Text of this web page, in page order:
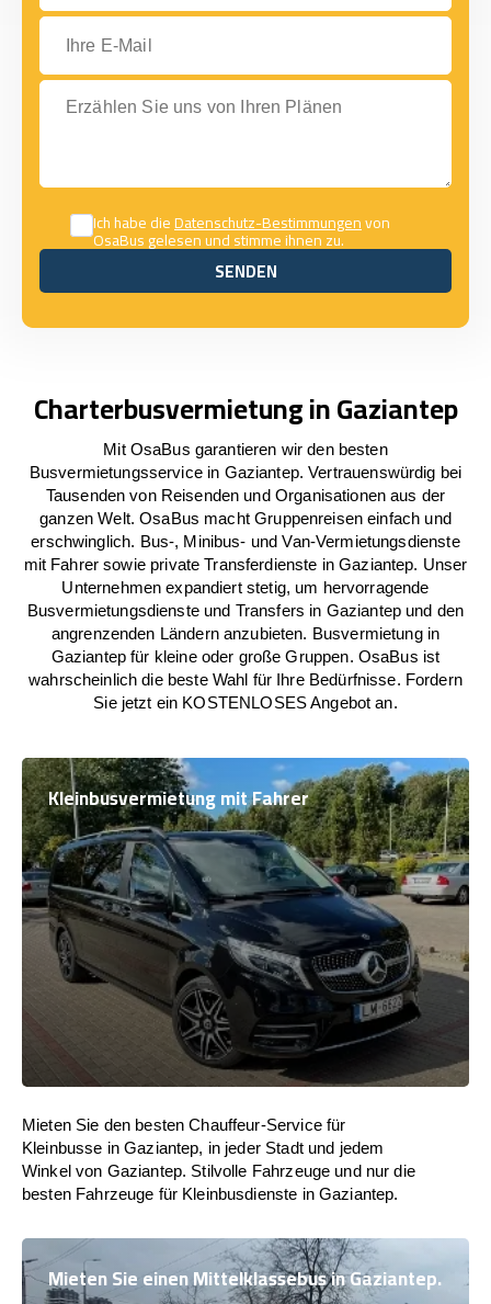
Ihre E-Mail
Erzählen Sie uns von Ihren Plänen
Ich habe dieDatenschutz-Bestimmungenvon
OsaBus gelesen und stimme ihnen zu.
SENDEN
SENDEN
Charterbusvermietung in Gaziantep
Mit OsaBus garantieren wir den besten
Busvermietungsservice in Gaziantep. Vertrauenswürdig bei
Tausenden von Reisenden und Organisationen aus der
ganzen Welt. OsaBus macht Gruppenreisen einfach und
erschwinglich. Bus-, Minibus- und Van-Vermietungsdienste
mit Fahrer sowie private Transferdienste in Gaziantep. Unser
Unternehmen expandiert stetig, um hervorragende
Busvermietungsdienste und Transfers in Gaziantep und den
angrenzenden Ländern anzubieten. Busvermietung in
Gaziantep für kleine oder große Gruppen. OsaBus ist
wahrscheinlich die beste Wahl für Ihre Bedürfnisse. Fordern
Sie jetzt ein KOSTENLOSES Angebot an.
Kleinbusvermietung mit Fahrer
Mieten Sie den besten Chauffeur-Service für
Kleinbusse in Gaziantep, in jeder Stadt und jedem
Winkel von Gaziantep. Stilvolle Fahrzeuge und nur die
besten Fahrzeuge für Kleinbusdienste in Gaziantep.
Mieten Sie einen Mittelklassebus in Gaziantep.